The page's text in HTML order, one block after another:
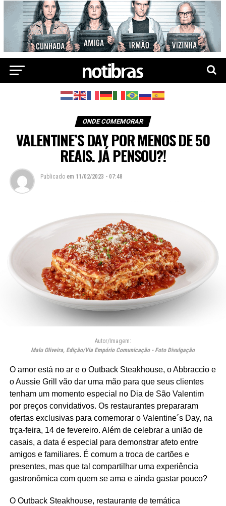
ONDE COMEMORAR
VALENTINE’S DAY POR MENOS DE 50
REAIS. JÁ PENSOU?!
Publicado em 11/02/2023 - 07:48
Autor/Imagem:
Malu Oliveira, Edição/Via Empório Comunicação - Foto Divulgação
O amor está no ar e o Outback Steakhouse, o Abbraccio e
o Aussie Grill vão dar uma mão para que seus clientes
tenham um momento especial no Dia de São Valentim
por preços convidativos. Os restaurantes prepararam
ofertas exclusivas para comemorar o Valentine´s Day, na
trça-feira, 14 de fevereiro. Além de celebrar a união de
casais, a data é especial para demonstrar afeto entre
amigos e familiares. É comum a troca de cartões e
presentes, mas que tal compartilhar uma experiência
gastronômica com quem se ama e ainda gastar pouco?
O Outback Steakhouse, restaurante de temática